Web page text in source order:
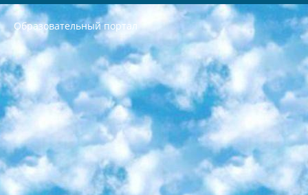
Образовательный портал
РЕСПУБЛИКА УЗБЕКИСТАН МИНИСТРЕРСТВО ДОШКОЛЬНОГО И ШКОЛЬНОГО ОБРАЗОВАНИЯ КОМАНДА в общеобразовательных учреждениях в 2023-2024 учебном году организация и проведение итоговой государственной аттестации обучающихся о Министра дошкольного и школьного образования Республики Узбекистан от 4 марта 2008 года (постановлением Минюста от 20 марта 2008 года № 1778 государственной регистрации) «Итоговое состояние учащихся общего среднего образования на основании положения об утверждении положения об аттестации общего среднего образования выпускной экзамен студентов в образовательных учреждениях в 2023-2024 учебном году В целях организации и прохождения аттестации приказываю: 1. Следующее: перечень предметов, по которым будет проводиться итоговая государственная аттестация и экзамен формы перевода согласно приложению 1; сертификаты международного образца, оценивающие уровень владения иностранными языками перечень согласно приложению 2; 2. Педагогический при специализированных образовательных учреждениях. научно-практический центр квалификации и международной оценки (Д.Давидова) 2024 г. До 25 марта: задания по предметам, по которым будет проводиться итоговая аттестация разработка и утверждение технических условий; итоговая аттестация на основании разработанного предметного задания разработка вопросов по предметам (устно и письменно), экзамен передача; общеобразовательные средние школы и специальные учебные заведения учащиеся выпускных классов школ и интернатов в агентской системе подготовка базы данных экзаменационных материалов и критериев оценки; перевод базы экзаменационных материалов на все языки обучения подать в Республиканский образовательный центр для изготовления; варианты экзаменов на основе разработанных контрольных материалов пусть будут поставлены задачи формирования. 3. Республиканский образовательный центр (Ш.Худайкулов) до 5 апреля 2024 года. до: база данных предоставленных экзаменационных материалов на все языки обучения перевод и экспертиза; для слепых, слабовидящих, глухих, слабослышащих и умственно отсталых детей учащиеся выпускных классов специализированных школ и школ-интернатов база данных экзаменационных материалов на всех преподаваемых языках подготовка критериев оценки; специализированные школы для умственно отсталых детей и технологии для учащихся выпускных классов школ-интернатов разработка соответствующих рекомендаций и критериев проведения ЕГЭ по естествознанию давать задания. 4. Педагогический при специализированных образовательных учреждениях. Научно-практический центр навыков и международной оценки (Д.Давидова), Республика образовательный центр (Худайкулов Ш.) итоговый государственный аттестационный экзамен ориентирован на творческое и логическое мышление при подготовке базы материалов учитывать введение заданий. 5. Следует отметить, что: сертификат государственного образца о знании общеобразовательного предмета и как минимум национальный уровень B1 по предметам на иностранных языках, указанным в Приложении 2. или международно признанный сертификат эквивалентного уровня студенты, изучающие определенный предмет, освобождаются от экзамена; по соответствующим предметам запланирована итоговая государственная аттестация за день до дня, путем жеребьевки Рабочей группой (в письменной форме по предметам, проводимым в форме) из числа сформированных вариантов выбрано 2 варианта; 2 выбранных варианта экзамена анонсированы на официальном сайте министерства и все выпускники по всей стране на основе этих вариантов проводит итоговую государственную аттестацию. 6. Государственное образование учащихся средних общеобразовательных учреждений. знания в соответствии с квалификационными требованиями, которые необходимо приобрести на основании стандартов итоговый (выпускной) контроль для 9 и 11 классов в целях тестирования Экзамены (далее – экзамены) состоят из предметов, перечисленных в приложении 1. будет сделано. 7. Экзамены пройдут с 26 мая по 15 июня 2024 г. (кроме науки физического воспитания). 8. Физическая для учащихся 9 классов общесредних образовательных учреждений. Экзамены по предмету «Образование, квалификация медицина» 1-6 мая 2024 года. сотрудники перевести под присмотр (с отклонениями в физическом или умственном развитии) специализированная школа для детей, школы-интернаты и со сколиозом школы-интернаты санаторного типа для больных детей исключены). 9. Он был слепым, слабовидящим и имел нарушения опорно-двигательного аппарата. экзамены в специализированных школах и интернатах для детей должны проводиться исходя из требований, предъявляемых к общеобразовательным учреждениям (физкультура кроме науки). 10. Специализированная школа для глухих и слабослышащих детей. и экзамены в интернатах и быть реализован в виде письменного теста по математике. 11. Специальность для умственно отсталых детей. Для 9 класса Родной язык и литературное письмо Государственный язык (язык обучения – узбекский). для неклассов) написано Математическое письмо Письменная/устная история Узбекистана Физическое воспитание практично Итоговый контроль Для 11 класса Написание родного языка и литературы (эссе) Математическое письмо Узбекский язык (обучение на узбекском языке) не посещающее общее среднее образование для учреждений)/Образовательное учреждение выбор письменный и устный Иностранный язык письменный/устный Письменная/устная история Узбекистана *По выбору студента:  Химия  Физика  Основы государственного права  География 10 бесплатных образовательных ресурсов - Мы составили подборку онлайн-проектов с интерактивными упражнениями, видеолекциями и статьями. Они помогут вам обрести новые и освежить старые знания бесплатно. 1. «ИНТУИТ» Старейшая образовательная площадка Рунета. Здесь вы найдёте сотни текстовых и видеокурсов на десятки различных тем — от программирования до психологии. Многие курсы подготовлены российскими университетами и крупными международными компаниями вроде Intel и Microsoft. Самостоятельное обучение бесплатное, но желающие могут оплатить услуги персональных наставников. 2. «Смартия» знакомит с актуальными профессиями и подсказывает, как им обучаться. Выбрав заинтересовавшую вас специальность — SMM-специалист, фотограф, веб-дизайнер или другую, — увидите список необходимых для неё умений. Чтобы вы могли освоить их самостоятельно, для каждого умения площадка отображает подборку ссылок на учебные материалы. Хотя «Смартия» ориентируется на русскоязычную аудиторию, часть контента всё же доступна только на английском. 3. «Лекторий Физтеха» Проект Московского физико-технического института (Физтеха). С его помощью вы можете смотреть онлайн серии лекций, записанные на видео в этом вузе. В числе доступных предметов — физика, биология, химия, информационные технологии и другие. К некоторым лекциям администрация ресурса прилагает готовые конспекты, которые можно скачивать в PDF-формате. 4. ITMOcourses Онлайн-площадка Санкт-Петербургского национального исследовательского университета информационных технологий, механики и оптики (ИТМО). Ресурс предоставляет свободный доступ к курсам, разработанным в этом вузе. Каталог материалов разбит на четыре категории: «Оптические системы и технологии», «Приборостроение и робототехника», «Информационные технологии» и «Биотехнологии». Курсы состоят из видеолекций, интерактивных демонстраций и заданий. 5. «КиберЛенинка» Электронная научная библиотека открытого доступа. Каталог площадки регулярно обрастает текстами статей из различных научных изданий. Сгруппированные по журналам и рубрикам публикации можно читать онлайн или скачивать целиком в PDF-формате. Проект нацелен на популяризацию науки за счёт открытого доступа к качественной информации. 6. «ПостНаука» На этом ресурсе публикуют подборки видеолекций, составленные экспертами из разных отраслей и объединённые общими темами. Среди них, к примеру, есть серии «Биоинформатика и геномика», «Культура средневековой Скандинавии» и Cinema Studies о теории кино. Каждая подборка лекций — логически связанная история, рассказанная экспертом от первого лица. Кроме того, на сайте появляются научно-образовательные статьи и тесты на разные темы. 7. «Newочём» Команда проекта «Newочём» отбирает самые интересные тексты из англоязычных СМИ и переводит те из них, за которые голосуют участники сообщества «ВКонтакте». По большей части это научно-популярные статьи. Редакторы придумывают лишь заголовки, в остальном содержание переводов соответствует оригиналам. Полные тексты можно читать прямо в социальной сети. 8. InternetUrok Онлайн-база материалов по основным дисциплинам школьной программы. Информация на сайте структурирована по классам, предметам и темам (урокам). Каждый урок состоит из видеолекций и конспектов. Есть также интерактивные тренажёры и тесты для закрепления пройденного материала. Даже если вы давно окончили школу, возможность повторить программу старших классов всегда может пригодиться. 9. Edutainme Ещё один ресурс об образовании. В отличие от Newtonew, как мне кажется, Edutainme больше ориентируется на представителей индустрии: педагогов, предпринимателей, разработчиков образовательных проектов. Но и любой, кто просто стремится к саморазвитию, найдёт на сайте много полезного и интересного для себя. Например, информацию о новых курсах и образовательных сервисах. 10. Newtonew Онлайн-медиа об образовании и обучении в широком смысле. Авторы Newtonew пишут об инструментах, заведениях, тактиках и стратегиях, которые помогают учить других и получать новые знания самостоятельно. На этой площадке вы найдёте новости, обзоры, аналитические мат